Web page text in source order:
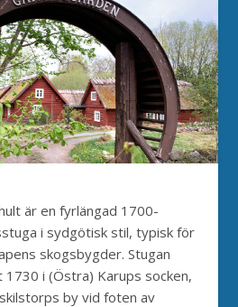
är en fyrlängad 1700-
i sydgötisk stil, typisk för
skogsbygder. Stugan
i (Östra) Karups socken,
by vid foten av